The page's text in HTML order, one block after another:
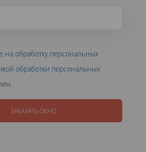
на обработку персональных
обработки персональных
ЗАКАЗАТЬ ОКНО